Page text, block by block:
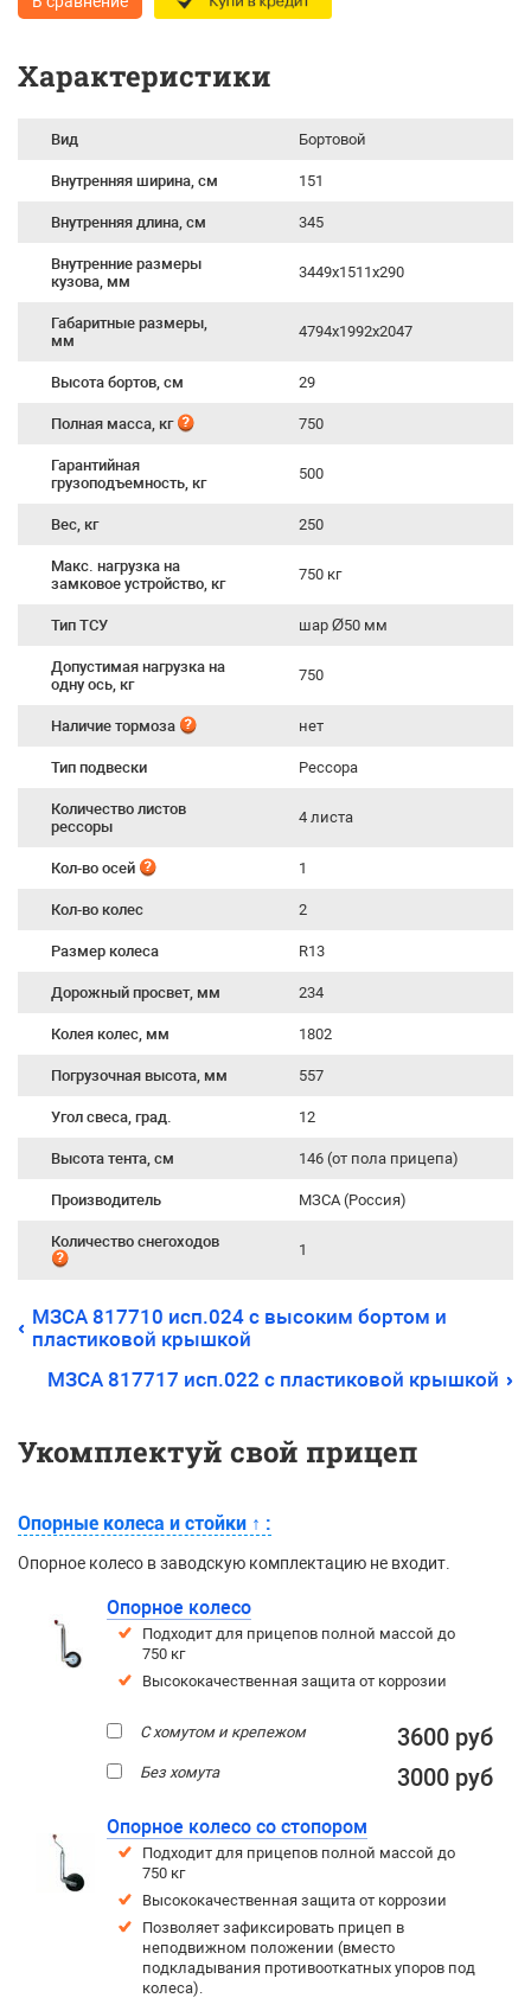
Характеристики
Вид Бортовой
Внутренняя ширина, см 151
Внутренняя длина, см 345
Внутренние размеры
кузова, мм
3449х1511х290
Габаритные размеры,
мм
4794х1992х2047
Высота бортов, см 29
Полная масса, кг 750
Гарантийная
грузоподъемность, кг
500
Вес, кг 250
Макс. нагрузка на
замковое устройство, кг
750 кг
Тип ТСУ шар Ø50 мм
Допустимая нагрузка на
одну ось, кг
750
Наличие тормоза нет
Тип подвески Рессора
Количество листов
рессоры
4 листа
Кол-во осей 1
Кол-во колес 2
Размер колеса R13
Дорожный просвет, мм 234
Колея колес, мм 1802
Погрузочная высота, мм 557
Угол свеса, град. 12
Высота тента, см 146 (от пола прицепа)
Производитель МЗСА (Россия)
Количество снегоходов 1
МЗСА 817710 исп.024 с высоким бортом и
пластиковой крышкой
МЗСА 817717 исп.022 с пластиковой крышкой
Укомплектуй свой прицеп
Опорные колеса и стойки ↑ :
Опорное колесо в заводскую комплектацию не входит.
Опорное колесо
Подходит для прицепов полной массой до
750 кг
Высококачественная защита от коррозии
С хомутом и крепежом 3600 руб
Без хомута 3000 руб
Опорное колесо со стопором
Подходит для прицепов полной массой до
750 кг
Высококачественная защита от коррозии
Позволяет зафиксировать прицеп в
неподвижном положении (вместо
подкладывания противооткатных упоров под
колеса).